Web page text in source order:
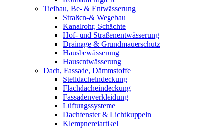
Tiefbau, Be- & Entwässerung
Straßen-& Wegebau
Kanalrohr, Schächte
Hof- und Straßenentwässerung
Drainage & Grundmauerschutz
Hausbewässerung
Hausentwässerung
Dach, Fassade, Dämmstoffe
Steildacheindeckung
Flachdacheindeckung
Fassadenverkleidung
Lüftungssysteme
Dachfenster & Lichtkuppeln
Klempnereiartikel